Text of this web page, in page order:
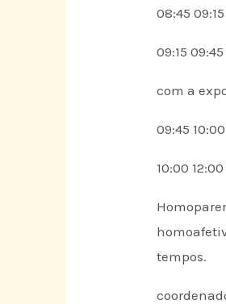
08:45
09:15
com a
09:45
10:00
tempos.